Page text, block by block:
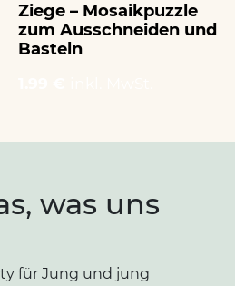
Ziege – Mosaikpuzzle
zum Ausschneiden und
Basteln
was uns
für Jung und jung